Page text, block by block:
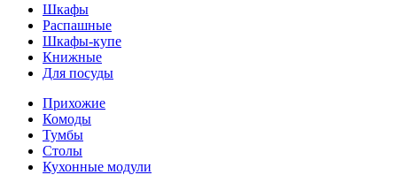
Шкафы
Распашные
Шкафы-купе
Книжные
Для посуды
Прихожие
Комоды
Тумбы
Столы
Кухонные модули